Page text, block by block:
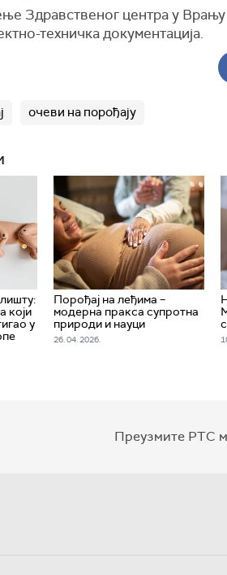
Здравственог центра у Врању
техничка документација.
очеви на порођају
који
у
Порођај на леђима –
модерна пракса супротна
природи и науци
26. 04. 2026.
Преузмите РТС